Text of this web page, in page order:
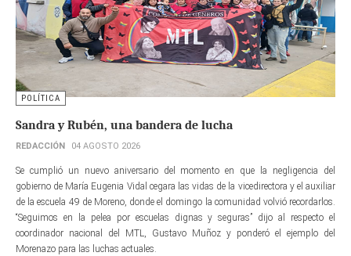
POLÍTICA
Sandra y Rubén, una bandera de lucha
REDACCIÓN 04 AGOSTO 2026
Se cumplió un nuevo aniversario del momento en que la negligencia del
gobierno de María Eugenia Vidal cegara las vidas de la vicedirectora y el auxiliar
de la escuela 49 de Moreno, donde el domingo la comunidad volvió recordarlos.
“Seguimos en la pelea por escuelas dignas y seguras” dijo al respecto el
coordinador nacional del MTL, Gustavo Muñoz y ponderó el ejemplo del
Morenazo para las luchas actuales.